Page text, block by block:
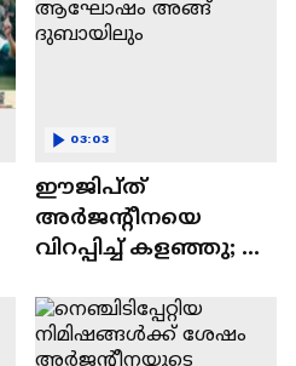
ഈജിപ്ത്
അർജന്റീനയെ
വിറപ്പിച്ച് കളഞ്ഞു; ​
അങ്ങ് ദുബായിലും
03:03